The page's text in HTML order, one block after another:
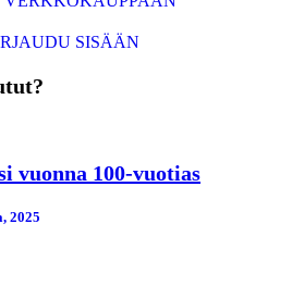
SISÄÄN
vuonna 100-vuotias
2025